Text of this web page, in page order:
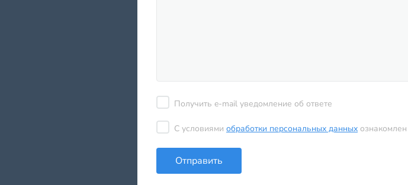
Получить e-mail уведомление об ответе
С условиями обработки персональных данных ознакомлен
Отправить